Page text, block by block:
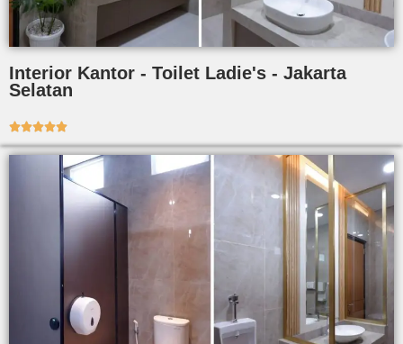
Interior Kantor - Toilet Ladie's - Jakarta
Selatan
